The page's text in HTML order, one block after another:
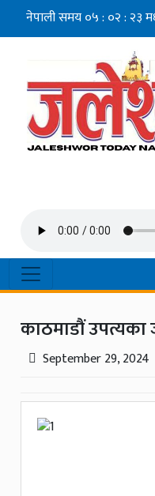
काठमाडौं
September 29, 2024